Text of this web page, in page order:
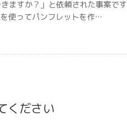
ますか？」と依頼された事案で
使ってパンフレットを作…
ください